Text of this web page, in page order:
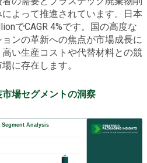
よって推進されています。日本
でCAGR 4%です。国の高度な
ンの革新への焦点が市場成長に
い生産コストや代替材料との競
に存在します。
場セグメントの洞察